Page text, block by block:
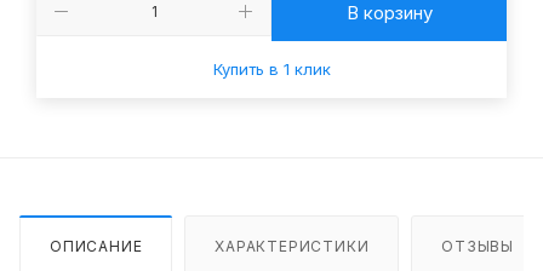
В корзину
Купить в 1 клик
ОПИСАНИЕ ХАРАКТЕРИСТИКИ ОТЗЫВЫ